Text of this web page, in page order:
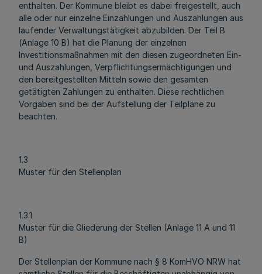
enthalten. Der Kommune bleibt es dabei freigestellt, auch
alle oder nur einzelne Einzahlungen und Auszahlungen aus
laufender Verwaltungstätigkeit abzubilden. Der Teil B
(Anlage 10 B) hat die Planung der einzelnen
Investitionsmaßnahmen mit den diesen zugeordneten Ein-
und Auszahlungen, Verpflichtungsermächtigungen und
den bereitgestellten Mitteln sowie den gesamten
getätigten Zahlungen zu enthalten. Diese rechtlichen
Vorgaben sind bei der Aufstellung der Teilpläne zu
beachten.
1.3
Muster für den Stellenplan
1.3.1
Muster für die Gliederung der Stellen (Anlage 11 A und 11
B)
Der Stellenplan der Kommune nach § 8 KomHVO NRW hat